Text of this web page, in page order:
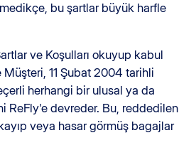
bu şartlar büyük harfle
ve Koşulları okuyup kabul
11 Şubat 2004 tarihli
herhangi bir ulusal ya da
ReFly'e devreder. Bu, reddedilen
veya hasar görmüş bagajlar